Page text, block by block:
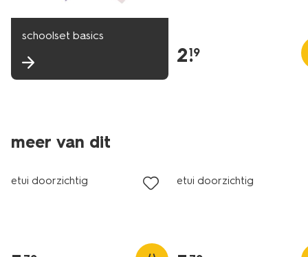
schoolset basics
2.
19
meer van dit
etui doorzichtig etui doorzichtig